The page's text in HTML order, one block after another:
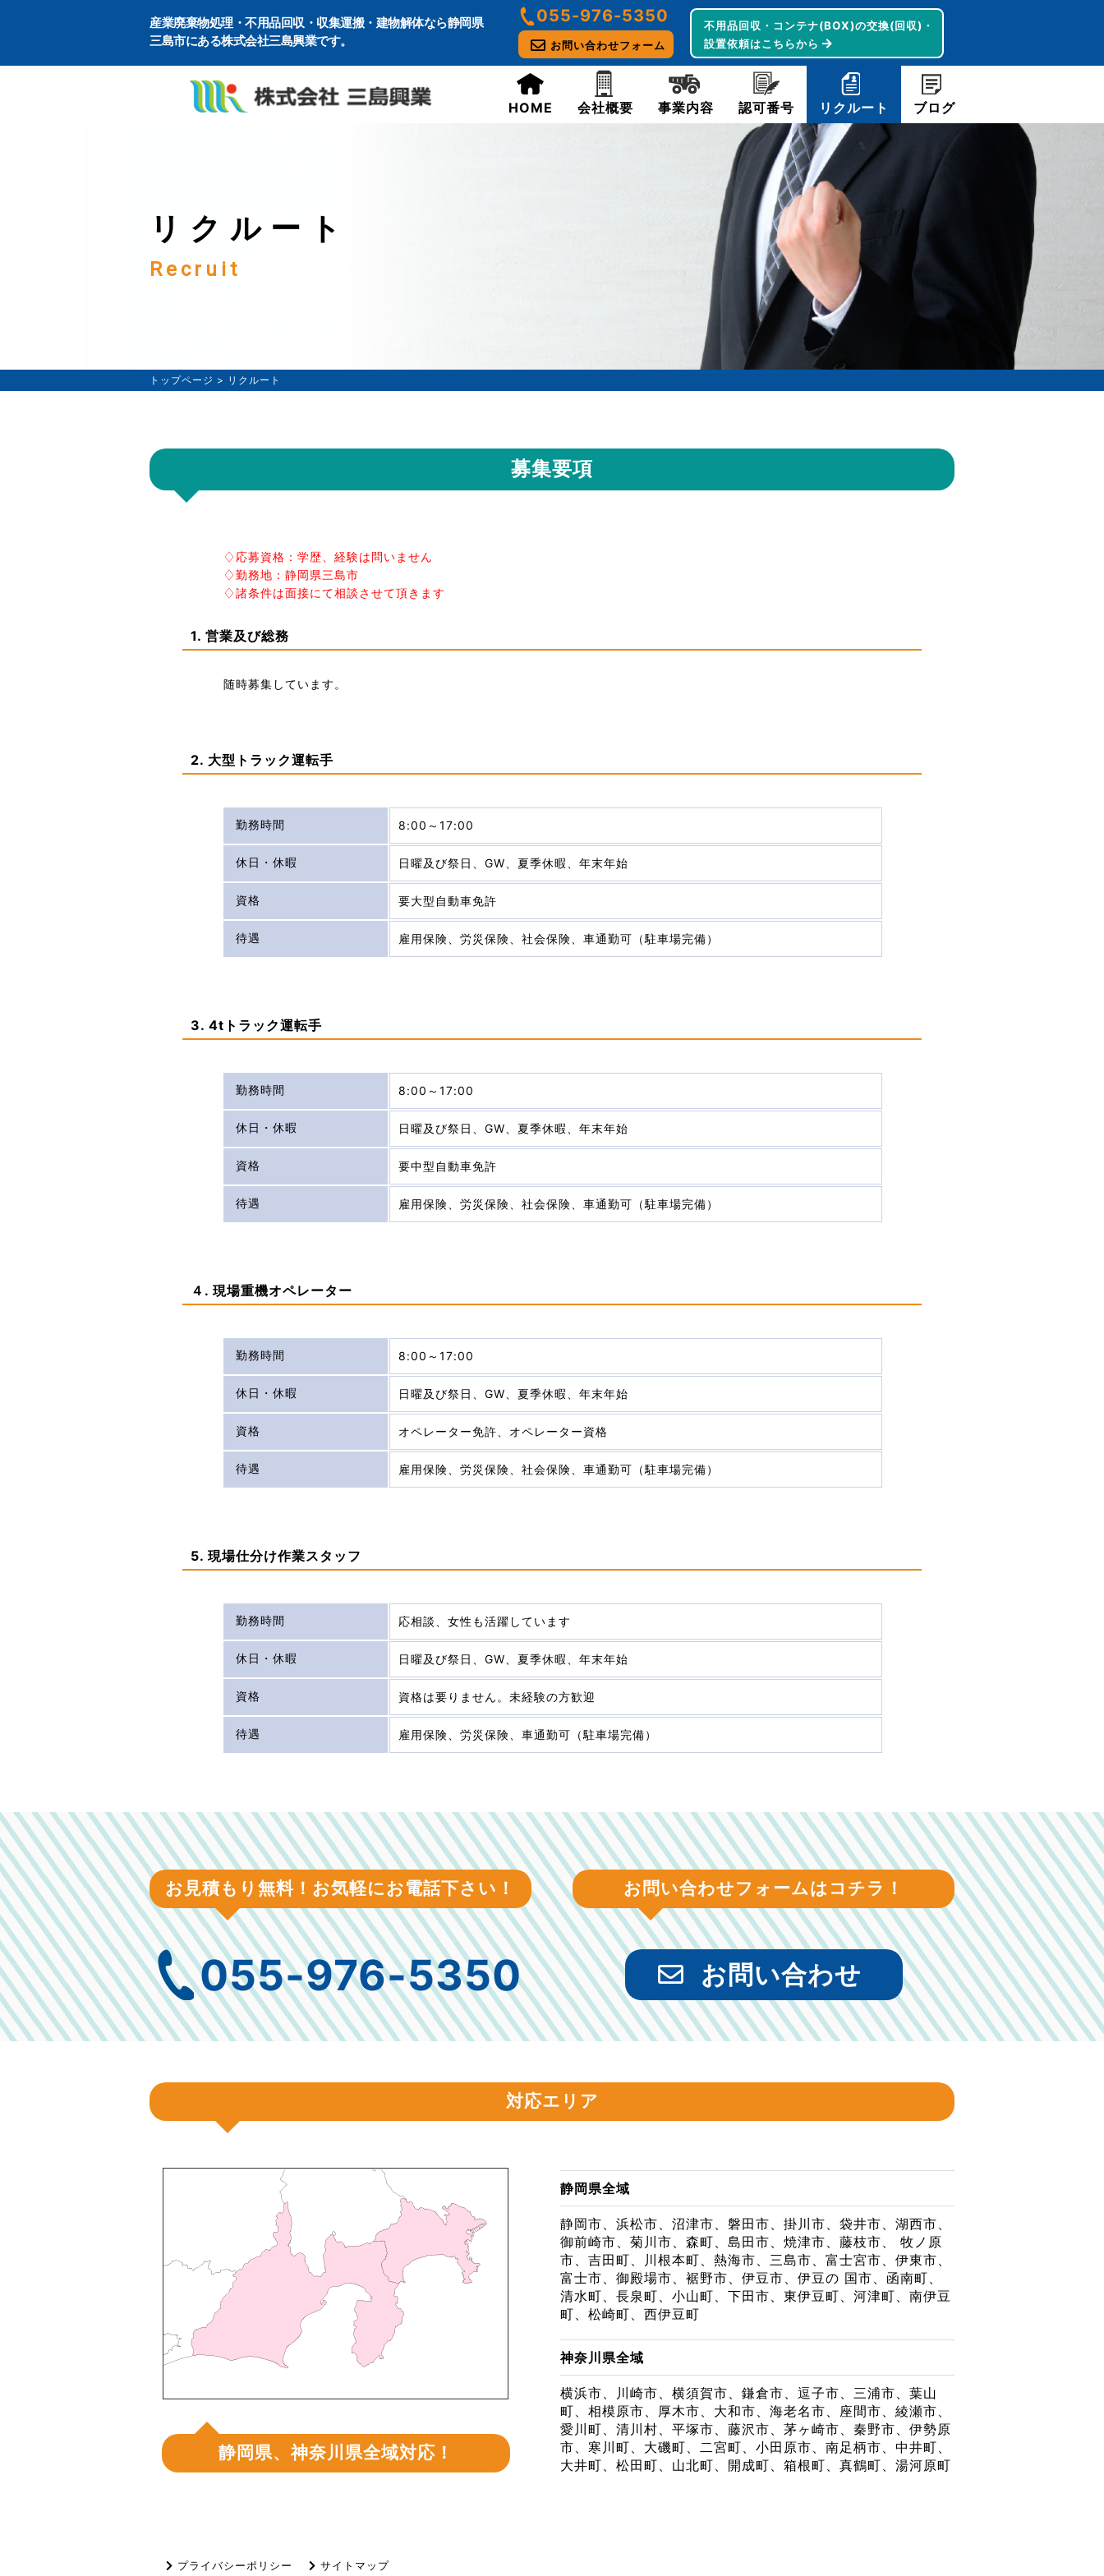
産業廃棄物処理・不用品回収・収集運搬・建物解体なら静岡県
三島市にある株式会社三島興業です。
055-976-5350
お問い合わせフォーム
不用品回収・コンテナ(BOX)の交換(回収)・
設置依頼はこちらから
HOME 会社概要 事業内容 認可番号 リクルート ブログ
リクルート
Recruit
トップページ > リクルート
募集要項
♢応募資格：学歴、経験は問いません
♢勤務地：静岡県三島市
♢諸条件は面接にて相談させて頂きます
1. 営業及び総務
随時募集しています。
2. 大型トラック運転手
勤務時間 8:00～17:00
休日・休暇 日曜及び祭日、GW、夏季休暇、年末年始
資格 要大型自動車免許
待遇 雇用保険、労災保険、社会保険、車通勤可（駐車場完備）
3. 4tトラック運転手
勤務時間 8:00～17:00
休日・休暇 日曜及び祭日、GW、夏季休暇、年末年始
資格 要中型自動車免許
待遇 雇用保険、労災保険、社会保険、車通勤可（駐車場完備）
４. 現場重機オペレーター
勤務時間 8:00～17:00
休日・休暇 日曜及び祭日、GW、夏季休暇、年末年始
資格 オペレーター免許、オペレーター資格
待遇 雇用保険、労災保険、社会保険、車通勤可（駐車場完備）
5. 現場仕分け作業スタッフ
勤務時間 応相談、女性も活躍しています
休日・休暇 日曜及び祭日、GW、夏季休暇、年末年始
資格 資格は要りません。未経験の方歓迎
待遇 雇用保険、労災保険、車通勤可（駐車場完備）
お見積もり無料！お気軽にお電話下さい！
055-976-5350
お問い合わせフォームはコチラ！
お問い合わせ
対応エリア
静岡県、神奈川県全域対応！
静岡県全域
静岡市、浜松市、沼津市、磐田市、掛川市、袋井市、湖西市、
御前崎市、菊川市、森町、島田市、焼津市、藤枝市、 牧ノ原
市、吉田町、川根本町、熱海市、三島市、富士宮市、伊東市、
富士市、御殿場市、裾野市、伊豆市、伊豆の 国市、函南町、
清水町、長泉町、小山町、下田市、東伊豆町、河津町、南伊豆
町、松崎町、西伊豆町
神奈川県全域
横浜市、川崎市、横須賀市、鎌倉市、逗子市、三浦市、葉山
町、相模原市、厚木市、大和市、海老名市、座間市、綾瀬市、
愛川町、清川村、平塚市、藤沢市、茅ヶ崎市、秦野市、伊勢原
市、寒川町、大磯町、二宮町、小田原市、南足柄市、中井町、
大井町、松田町、山北町、開成町、箱根町、真鶴町、湯河原町
プライバシーポリシー サイトマップ